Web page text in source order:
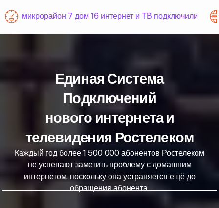
микрорайон 7 дом 16 интернет и ТВ подключили
Единая Система
Подключений
нового интернета и
телевидения Ростелеком
Каждый год более 1 500 000 абонентов Ростелеком
не успевают заметить проблему с домашним
интернетом, поскольку она устраняется ещё до
обращения абонента.